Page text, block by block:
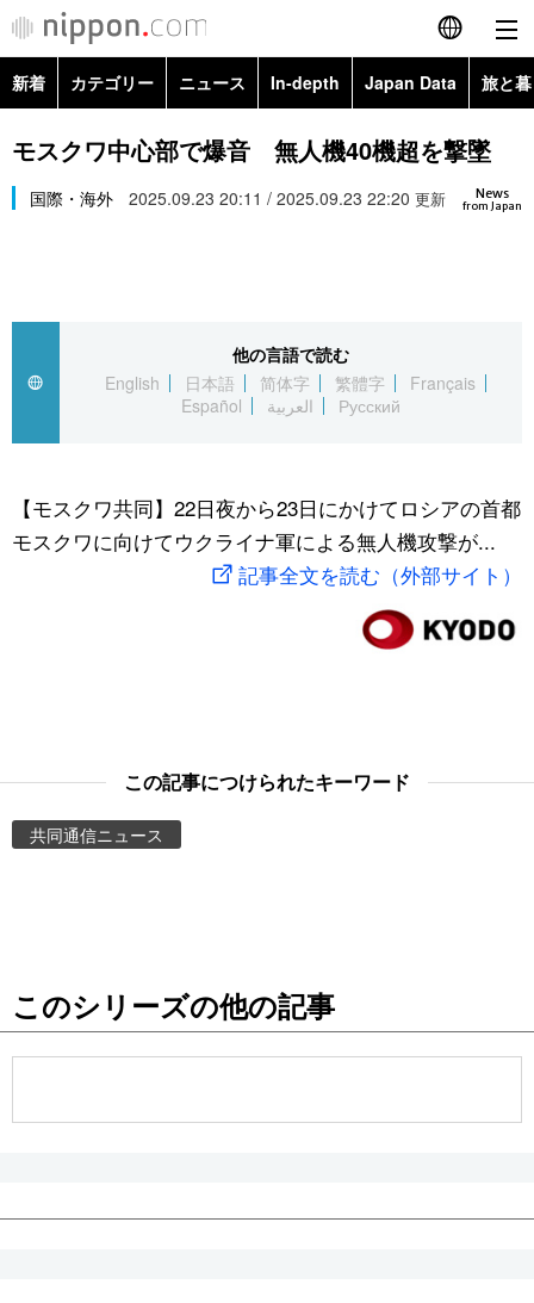
English
简体字
繁體字
العربية
社会
スポーツ・東京2020
旅と暮らし
Images
新着 カテゴリー ニュース In-depth Japan Data 旅と
政治・外交
経済・ビジネス
社会
文化
科学・技術
暮らし
Topics
Images
お知らせ
モスクワ中心部で爆音 無人機40機超を撃墜
News
from Japan
国際・海外 2025.09.23 20:11 / 2025.09.23 22:20 更新
他の言語で読む
English
日本語 简体字 繁體字
Français
Español
العربية Русский
【モスクワ共同】22日夜から23日にかけてロシアの首都
モスクワに向けてウクライナ軍による無人機攻撃が...
記事全文を読む（外部サイト）
この記事につけられたキーワード
共同通信ニュース
このシリーズの他の記事